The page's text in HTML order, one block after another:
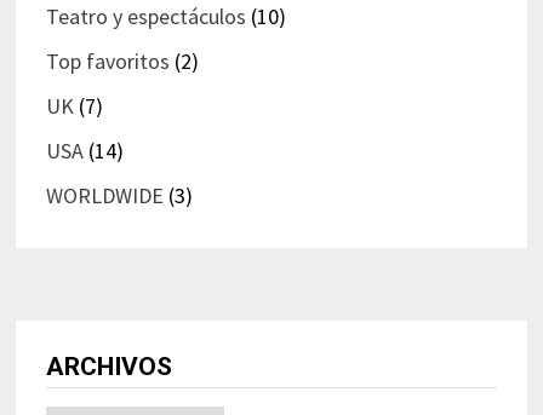
Teatro y espectáculos (10)
Top favoritos (2)
UK(7)
USA(14)
WORLDWIDE (3)
ARCHIVOS